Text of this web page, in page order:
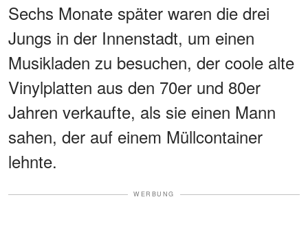
Sechs Monate später waren die drei
Jungs in der Innenstadt, um einen
Musikladen zu besuchen, der coole alte
Vinylplatten aus den 70er und 80er
Jahren verkaufte, als sie einen Mann
sahen, der auf einem Müllcontainer
lehnte.
WERBUNG